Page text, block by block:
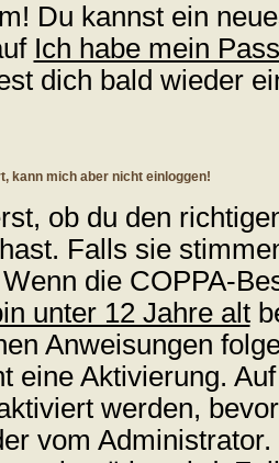
Du kannst ein
Ich habe mein
dich bald wieder
kann mich aber nicht einloggen!
ob du den
Falls sie
die COPPA-
unter 12 Jahre alt
Anweisungen
eine Aktivierung.
werden,
vom